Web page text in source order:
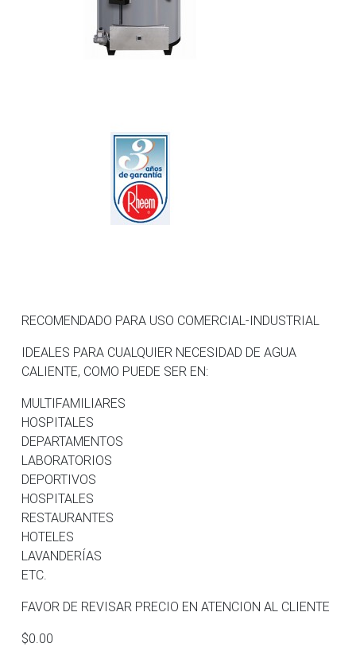
RECOMENDADO PARA USO COMERCIAL-INDUSTRIAL
IDEALES PARA CUALQUIER NECESIDAD DE AGUA
CALIENTE, COMO PUEDE SER EN:
MULTIFAMILIARES
HOSPITALES
DEPARTAMENTOS
LABORATORIOS
DEPORTIVOS
HOSPITALES
RESTAURANTES
HOTELES
LAVANDERÍAS
ETC.
FAVOR DE REVISAR PRECIO EN ATENCION AL CLIENTE
$0.00